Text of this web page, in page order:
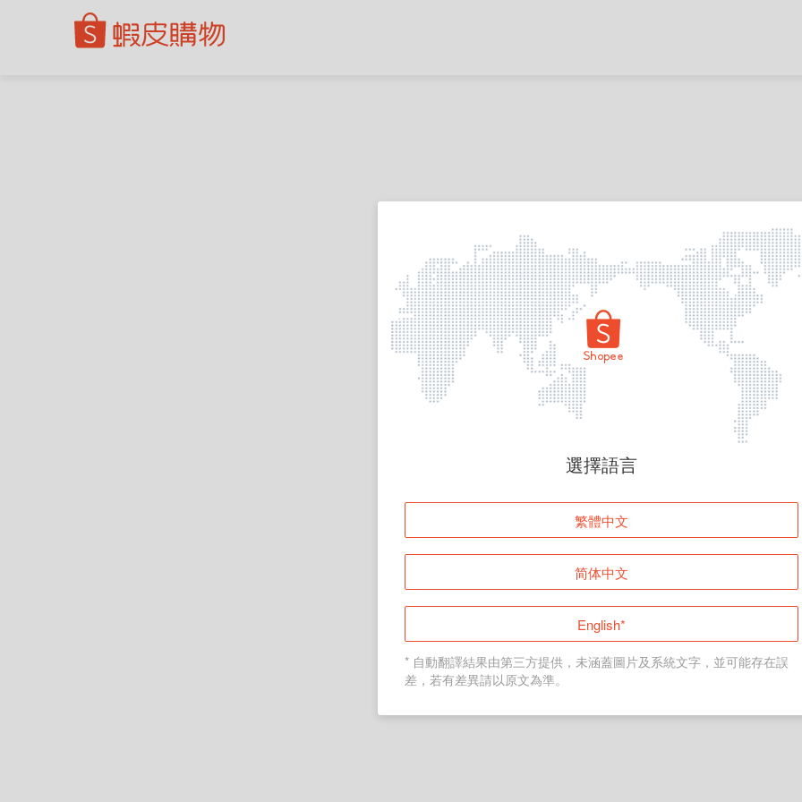
頁面無法顯示
登入
返回首頁
選擇語言
繁體中文
简体中文
English*
* 自動翻譯結果由第三方提供，未涵蓋圖片及系統文字，並可能存在誤
差，若有差異請以原文為準。